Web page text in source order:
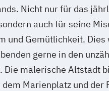
Nicht nur für das
auch für seine
und Gemütlichkeit.
gerne in den
Die malerische Altstadt
dem Marienplatz und der